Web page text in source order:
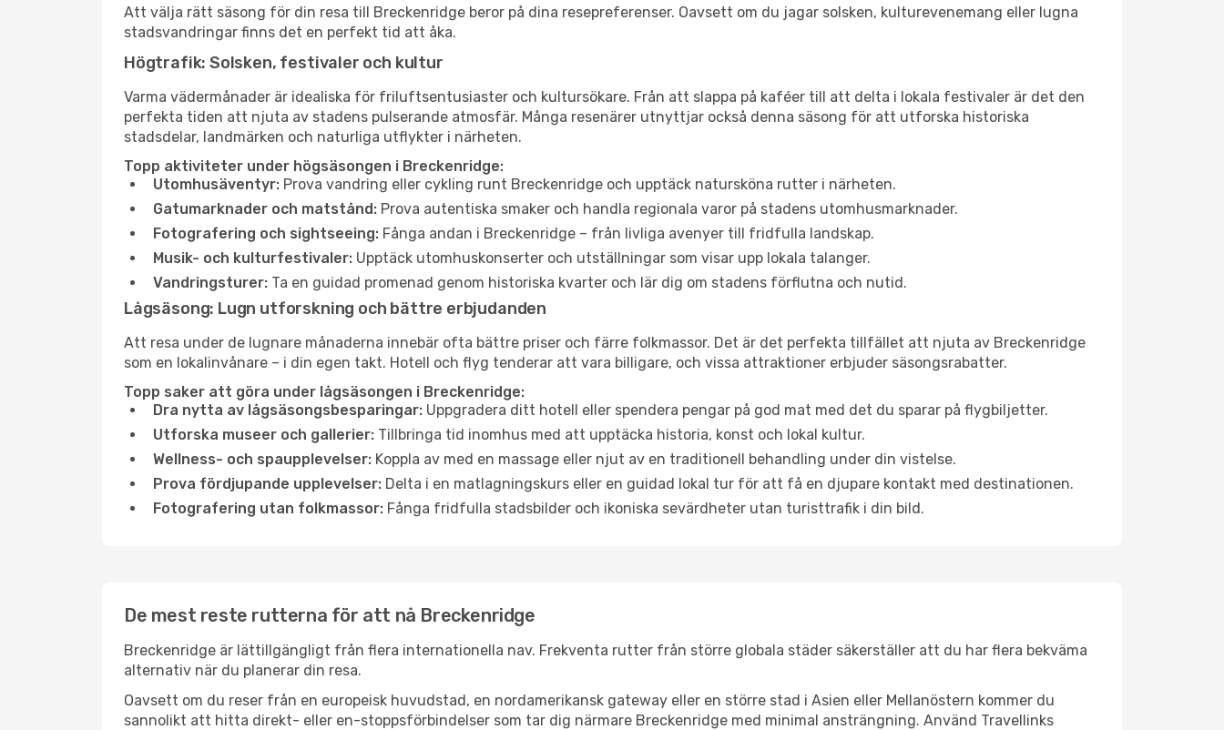
Att välja rätt säsong för din resa till Breckenridge beror på dina resepreferenser. Oavsett om du jagar solsken, kulturevenemang eller lugna
stadsvandringar finns det en perfekt tid att åka.
Högtrafik: Solsken, festivaler och kultur
Varma vädermånader är idealiska för friluftsentusiaster och kultursökare. Från att slappa på kaféer till att delta i lokala festivaler är det den
perfekta tiden att njuta av stadens pulserande atmosfär. Många resenärer utnyttjar också denna säsong för att utforska historiska
stadsdelar, landmärken och naturliga utflykter i närheten.
Topp aktiviteter under högsäsongen i Breckenridge:
Utomhusäventyr: Prova vandring eller cykling runt Breckenridge och upptäck natursköna rutter i närheten.
Gatumarknader och matstånd: Prova autentiska smaker och handla regionala varor på stadens utomhusmarknader.
Fotografering och sightseeing: Fånga andan i Breckenridge – från livliga avenyer till fridfulla landskap.
Musik- och kulturfestivaler: Upptäck utomhuskonserter och utställningar som visar upp lokala talanger.
Vandringsturer: Ta en guidad promenad genom historiska kvarter och lär dig om stadens förflutna och nutid.
Lågsäsong: Lugn utforskning och bättre erbjudanden
Att resa under de lugnare månaderna innebär ofta bättre priser och färre folkmassor. Det är det perfekta tillfället att njuta av Breckenridge
som en lokalinvånare – i din egen takt. Hotell och flyg tenderar att vara billigare, och vissa attraktioner erbjuder säsongsrabatter.
Topp saker att göra under lågsäsongen i Breckenridge:
Dra nytta av lågsäsongsbesparingar: Uppgradera ditt hotell eller spendera pengar på god mat med det du sparar på flygbiljetter.
Utforska museer och gallerier: Tillbringa tid inomhus med att upptäcka historia, konst och lokal kultur.
Wellness- och spaupplevelser: Koppla av med en massage eller njut av en traditionell behandling under din vistelse.
Prova fördjupande upplevelser: Delta i en matlagningskurs eller en guidad lokal tur för att få en djupare kontakt med destinationen.
Fotografering utan folkmassor: Fånga fridfulla stadsbilder och ikoniska sevärdheter utan turisttrafik i din bild.
De mest reste rutterna för att nå Breckenridge
Breckenridge är lättillgängligt från flera internationella nav. Frekventa rutter från större globala städer säkerställer att du har flera bekväma
alternativ när du planerar din resa.
Oavsett om du reser från en europeisk huvudstad, en nordamerikansk gateway eller en större stad i Asien eller Mellanöstern kommer du
sannolikt att hitta direkt- eller en-stoppsförbindelser som tar dig närmare Breckenridge med minimal ansträngning. Använd Travellinks